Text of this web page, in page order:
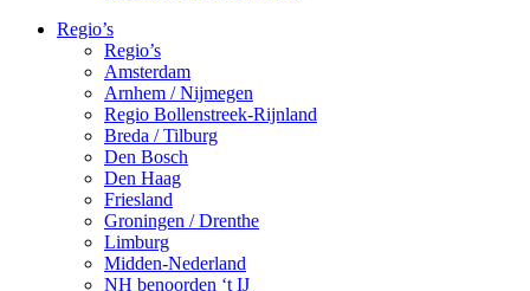
Regio’s
Regio’s
Amsterdam
Arnhem / Nijmegen
Regio Bollenstreek-Rijnland
Breda / Tilburg
Den Bosch
Den Haag
Friesland
Groningen / Drenthe
Limburg
Midden-Nederland
NH benoorden ‘t IJ